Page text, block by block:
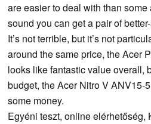
are easier to deal with than
sound you can get a pair of
It’s not terrible, but it’s not
around the same price, the Acer
looks like fantastic value overall,
budget, the Acer Nitro V ANV15-
some money.
Egyéni teszt, online elérhetőség,